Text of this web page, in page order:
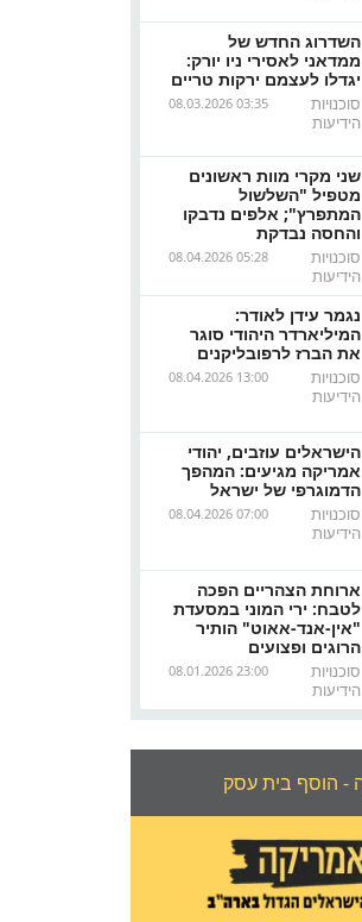
השדרוג החדש של
ממדאני לאסירי ניו יורק:
יגדלו לעצמם ירקות טריים
08.03.2026 03:35
סוכנויות
הידיעות
שני מקרי מוות ראשונים
מטפיל "השלשול
המתפרץ"; אלפים נדבקו
והחסה נבדקת
08.04.2026 05:28
סוכנויות
הידיעות
נגמר עידן לאודר:
המיליארדר היהודי סוגר
את הברז לרפובליקנים
08.04.2026 13:00
סוכנויות
הידיעות
הישראלים עוזבים, יהודי
אמריקה מגיעים: המהפך
הדמוגרפי של ישראל
08.04.2026 07:00
סוכנויות
הידיעות
ארוחת הצהריים הפכה
לטבח: ירי המוני במסעדת
"אין-אנד-אאוט" הותיר
הרוגים ופצועים
08.01.2026 23:00
סוכנויות
הידיעות